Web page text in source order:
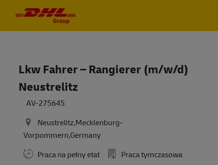
Lkw Fahrer – Rangierer (m/w/d)
Neustrelitz
AV-275645
Neustrelitz,Mecklenburg-
Vorpommern,Germany
Praca na pełny etat
Praca tymczasowa